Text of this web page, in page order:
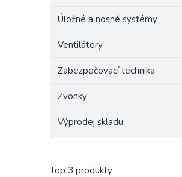
Úložné a nosné systémy
Ventilátory
Zabezpečovací technika
Zvonky
Výprodej skladu
Top 3 produkty